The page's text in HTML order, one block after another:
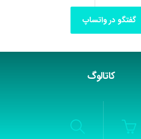
گفتگو در واتساپ
کاتالوگ